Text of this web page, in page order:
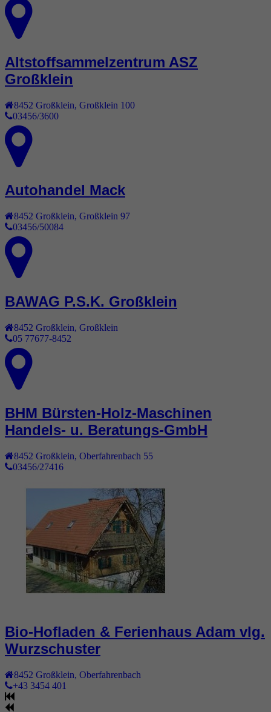
Altstoffsammelzentrum ASZ
Großklein
8452 Großklein Großklein 100
03456/3600
Autohandel Mack
8452 Großklein, Großklein 97
03456/50084
BAWAG P.S.K. Großklein
8452 Großklein Großklein
05 77677-8452
BHM Bürsten-Holz-Maschinen
Handels- u. Beratungs-GmbH
8452 Großklein Oberfahrenbach 55
03456/27416
Bio-Hofladen & Ferienhaus Adam vlg.
Wurzschuster
8452 Großklein Oberfahrenbach
+43 3454 401